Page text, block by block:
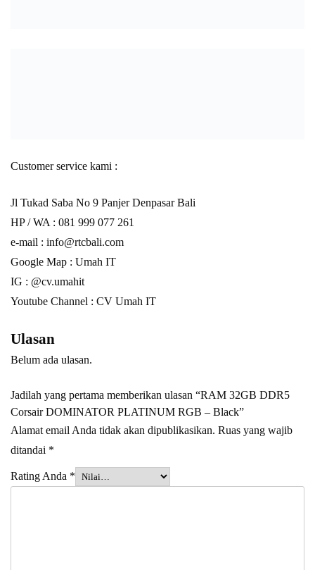
Customer service kami :
Jl Tukad Saba No 9 Panjer Denpasar Bali
HP / WA : 081 999 077 261
e-mail : info@rtcbali.com
Google Map : Umah IT
IG : @cv.umahit
Youtube Channel : CV Umah IT
Ulasan
Belum ada ulasan.
Jadilah yang pertama memberikan ulasan “RAM 32GB DDR5
Corsair DOMINATOR PLATINUM RGB – Black”
Alamat email Anda tidak akan dipublikasikan. Ruas yang wajib
ditandai *
Rating Anda *